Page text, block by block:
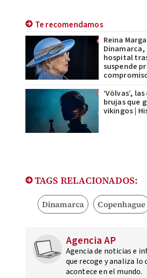
Te recomendamos
Reina
Dinamarca,
hospital
suspende
‘Völvas’,
brujas que
vikingos |
TAGS RELACIONADOS:
Dinamarca Copenhague
Agencia AP
Agencia de noticias e
que recoge y analiza lo
acontece en el mundo.